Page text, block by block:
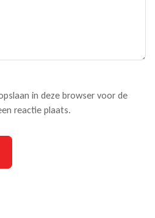
in deze browser voor de
reactie plaats.